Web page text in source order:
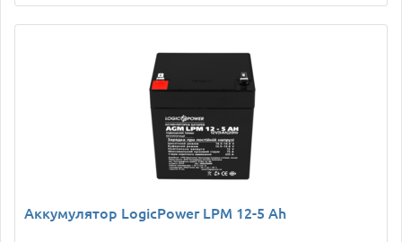
Аккумулятор LogicPower LPM 12-5 Ah